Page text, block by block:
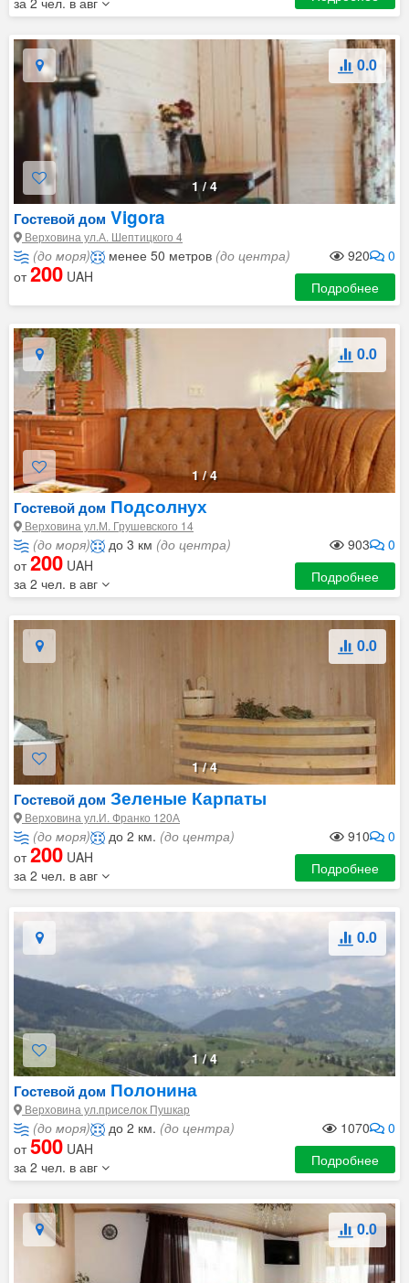
1 /4
0.0
Гостевой дом Vigora
Верховина ул.А. Шептицкого 4
(до моря) 0
менее 50 метров (до центра)
920
от200 UAH
Подробнее
1/4
0.0
Гостевой дом Подсолнух
Верховина ул.М. Грушевского 14
(до моря) 0
до 3 км (до центра)
903
от200 UAH
за 2 чел. в авг
Подробнее
1/4
0.0
Гостевой дом Зеленые Карпаты
Верховина ул.И. Франко 120А
(до моря) 0
до 2 км. (до центра)
910
от200 UAH
за 2 чел. в авг
Подробнее
1/4
0.0
Гостевой дом Полонина
Верховина ул.приселок Пушкар
(до моря) 0
до 2 км. (до центра)
1070
от500 UAH
за 2 чел. в авг
Подробнее
0.0